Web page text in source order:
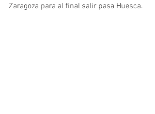
Zaragoza para al final salir pasa Huesca.